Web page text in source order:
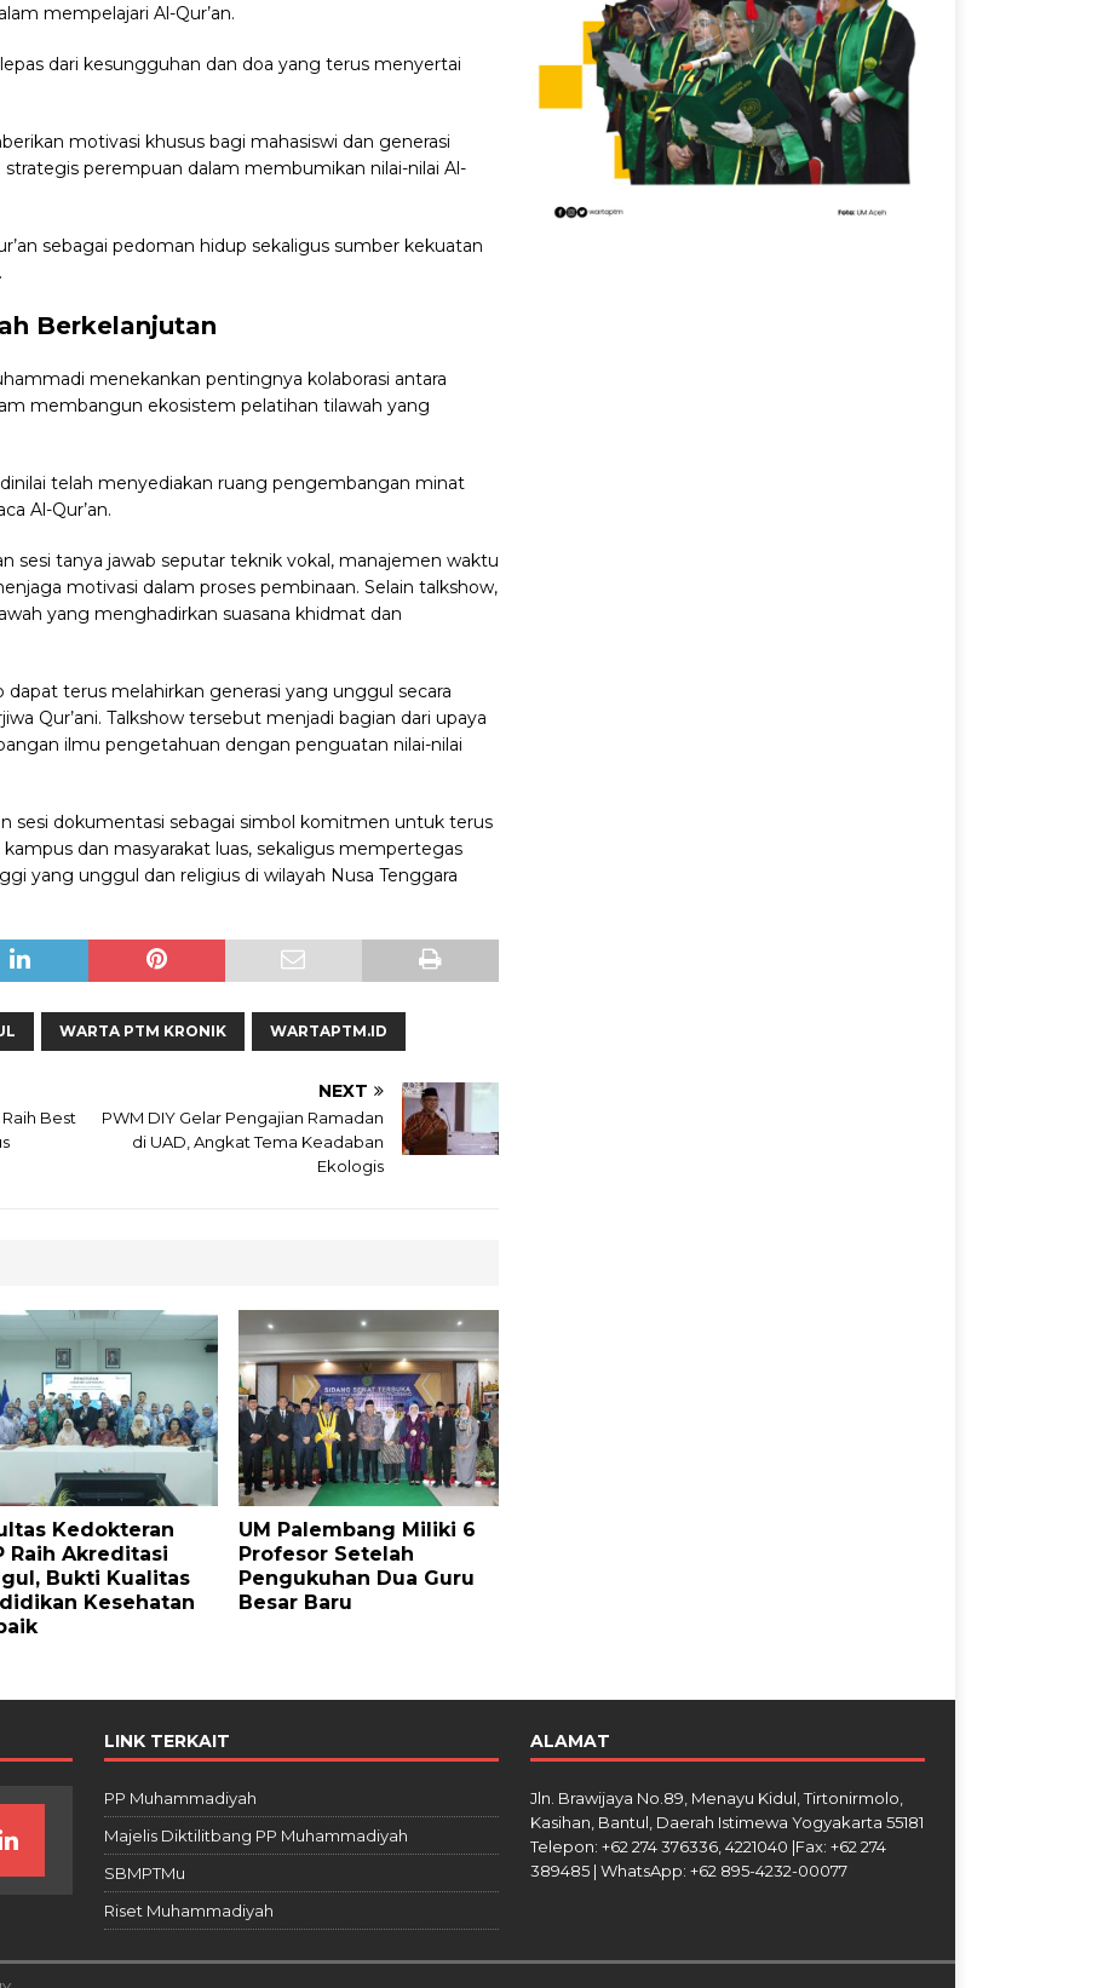
mempelajari Al-Qur’an.
dari kesungguhan dan doa yang terus menyertai
motivasi khusus bagi mahasiswi dan generasi
perempuan dalam membumikan nilai-nilai Al-
sebagai pedoman hidup sekaligus sumber kekuatan
Berkelanjutan
menekankan pentingnya kolaborasi antara
membangun ekosistem pelatihan tilawah yang
telah menyediakan ruang pengembangan minat
Al-Qur’an.
sesi tanya jawab seputar teknik vokal, manajemen waktu
motivasi dalam proses pembinaan. Selain talkshow,
yang menghadirkan suasana khidmat dan
dapat terus melahirkan generasi yang unggul secara
Qur’ani. Talkshow tersebut menjadi bagian dari upaya
ilmu pengetahuan dengan penguatan nilai-nilai
sesi dokumentasi sebagai simbol komitmen untuk terus
dan masyarakat luas, sekaligus mempertegas
yang unggul dan religius di wilayah Nusa Tenggara
WARTA PTM KRONIK WARTAPTM.ID
Best
NEXT
PWM DIY Gelar Pengajian Ramadan
di UAD, Angkat Tema Keadaban
Ekologis
Kedokteran
Raih Akreditasi
Bukti Kualitas
Kesehatan
UM Palembang Miliki 6
Profesor Setelah
Pengukuhan Dua Guru
Besar Baru
LINK TERKAIT
PP Muhammadiyah
Majelis Diktilitbang PP Muhammadiyah
SBMPTMu
Riset Muhammadiyah
ALAMAT
Jln. Brawijaya No.89, Menayu Kidul, Tirtonirmolo,
Kasihan, Bantul, Daerah Istimewa Yogyakarta 55181
Telepon: +62 274 376336, 4221040 |Fax: +62 274
389485 | WhatsApp: +62 895-4232-00077